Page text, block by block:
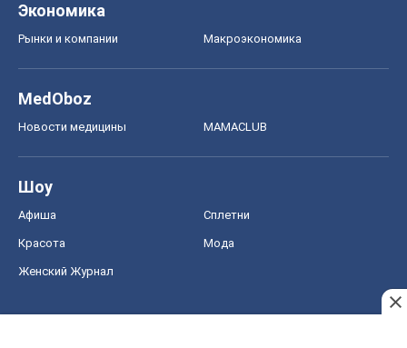
Экономика
Рынки и компании Mакроэкономика
MedOboz
Новости медицины MAMACLUB
Шоу
Афиша Сплетни
Красота Мода
Женский Журнал